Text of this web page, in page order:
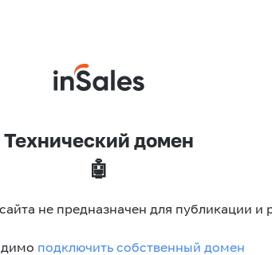
Технический домен
🤖
не предназначен для публикации и
подключить собственный домен